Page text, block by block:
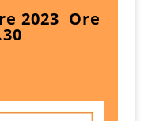
2023 Ore